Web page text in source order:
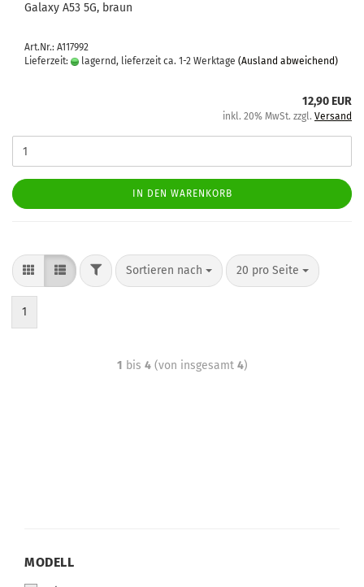
Ga­la­xy A53 5G, braun
Art.Nr.: A117992
Lieferzeit:
lagernd, lieferzeit ca. 1-2 Werktage (Ausland abweichend)
12,90 EUR
inkl. 20% MwSt. zzgl. Versand
IN DEN WARENKORB
Sortieren nach 20 pro Seite
1
1 bis 4(von insgesamt 4)
MODELL